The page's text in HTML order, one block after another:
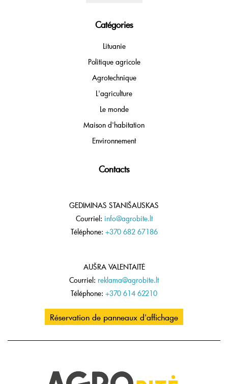
Catégories
Lituanie
Politique agricole
Agrotechnique
L'agriculture
Le monde
Maison d'habitation
Environnement
Contacts
GEDIMINAS STANIŠAUSKAS
Courriel: info@agrobite.lt
Téléphone: +370 682 67186
AUŠRA VALENTAITĖ
Courriel: reklama@agrobite.lt
Téléphone: +370 614 62210
Réservation de panneaux d'affichage